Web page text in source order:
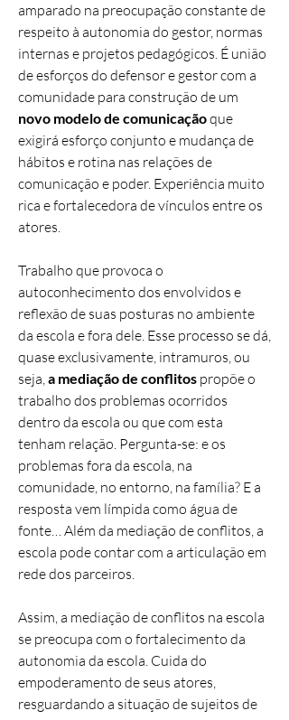
amparado na preocupação constante de
respeito à autonomia do gestor, normas
internas e projetos pedagógicos. É união
de esforços do defensor e gestor com a
comunidade para construção de um
novo modelo de comunicaçãoque
exigirá esforço conjunto e mudança de
hábitos e rotina nas relações de
comunicação e poder. Experiência muito
rica e fortalecedora de vínculos entre os
atores.
Trabalho que provoca o
autoconhecimento dos envolvidos e
reflexão de suas posturas no ambiente
da escola e fora dele. Esse processo se dá,
quase exclusivamente, intramuros, ou
seja,a mediação de conflitos propõe o
trabalho dos problemas ocorridos
dentro da escola ou que com esta
tenham relação. Pergunta-se: e os
problemas fora da escola, na
comunidade, no entorno, na família? E a
resposta vem límpida como água de
fonte… Além da mediação de conflitos, a
escola pode contar com a articulação em
rede dos parceiros.
Assim, a mediação de conflitos na escola
se preocupa com o fortalecimento da
autonomia da escola. Cuida do
empoderamento de seus atores,
resguardando a situação de sujeitos de